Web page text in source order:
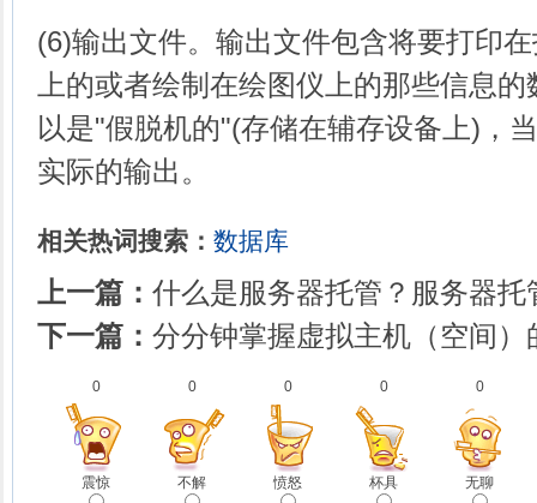
(6)输出文件。输出文件包含将要打印
上的或者绘制在绘图仪上的那些信息
以是"假脱机的"(存储在辅存设备上)，
实际的输出。
相关热词搜索： 数据库
上一篇： 什么是服务器托管？服务器托
下一篇： 分分钟掌握虚拟主机（空间）
0
震惊
0
不解
0
愤怒
0
杯具
0
无聊